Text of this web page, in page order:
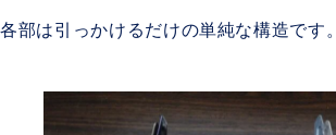
各部は引っかけるだけの単純な構造です。